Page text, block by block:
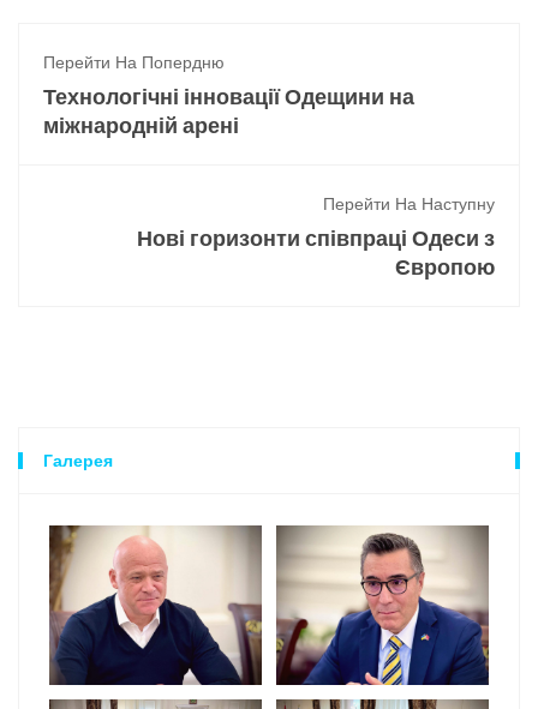
Перейти На Попердню
Технологічні інновації Одещини на
міжнародній арені
Перейти На Наступну
Нові горизонти співпраці Одеси з
Європою
Галерея